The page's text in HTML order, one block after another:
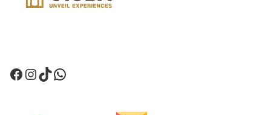
Facebook
Instagram
TikTok
WhatsApp